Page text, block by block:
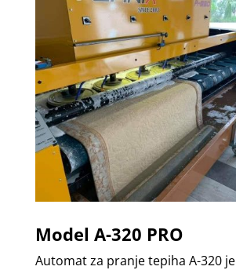
Model A-320 PRO
Automat za pranje tepiha A-320 je